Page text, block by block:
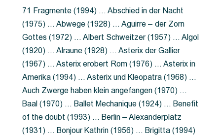
71 Fragmente (1994) … Abschied in der Nacht
(1975) … Abwege (1928) … Aguirre – der Zorn
Gottes (1972) … Albert Schweitzer (1957) … Algol
(1920) … Alraune (1928) … Asterix der Gallier
(1967) … Asterix erobert Rom (1976) … Asterix in
Amerika (1994) … Asterix und Kleopatra (1968) …
Auch Zwerge haben klein angefangen (1970) …
Baal (1970) … Ballet Mechanique (1924) … Benefit
of the doubt (1993) … Berlin – Alexanderplatz
(1931) … Bonjour Kathrin (1956) … Brigitta (1994)